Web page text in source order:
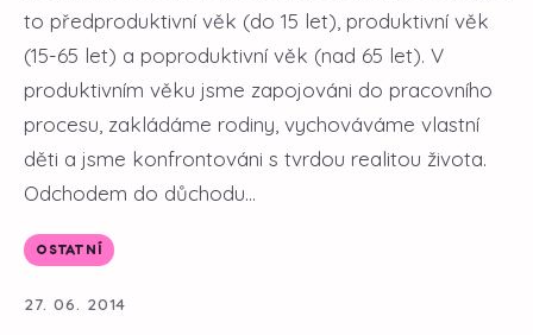
to předproduktivní věk (do 15 let), produktivní věk
(15-65 let) a poproduktivní věk (nad 65 let). V
produktivním věku jsme zapojováni do pracovního
procesu, zakládáme rodiny, vychováváme vlastní
děti a jsme konfrontováni s tvrdou realitou života.
Odchodem do důchodu...
OSTATNÍ
27. 06. 2014